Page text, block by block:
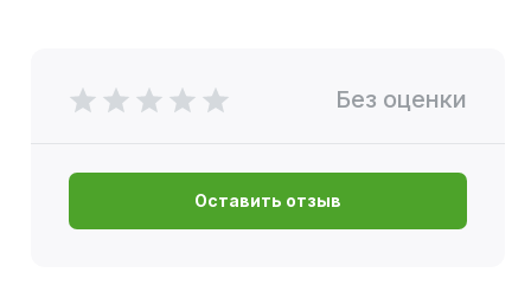
Без оценки
Оставить отзыв